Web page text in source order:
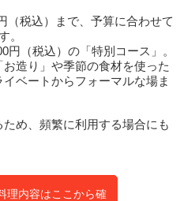
（税込）まで、予算に合わせて
。
（税込）の「特別コース」。
造り」や季節の食材を使った
ベートからフォーマルな場ま
め、頻繁に利用する場合にも
理内容はここから確